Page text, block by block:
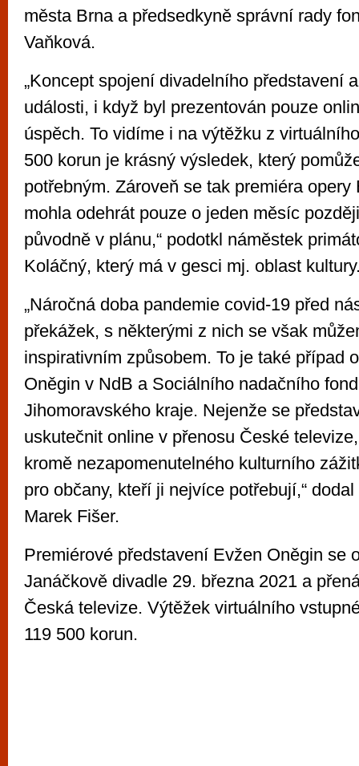
města Brna a předsedkyně správní rady
Vaňková.
„Koncept spojení divadelního představení
události, i když byl prezentován pouze
úspěch. To vidíme i na výtěžku z
500 korun je krásný výsledek, který
potřebným. Zároveň se tak premiéra opery
mohla odehrát pouze o jeden měsíc
původně v plánu,“ podotkl náměstek
Koláčný, který má v gesci mj. oblast
„Náročná doba pandemie covid-19 před
překážek, s některými z nich se však
inspirativním způsobem. To je také případ
Oněgin v NdB a Sociálního nadačního
Jihomoravského kraje. Nejenže se
uskutečnit online v přenosu České
kromě nezapomenutelného kulturního
pro občany, kteří ji nejvíce potřebují,“
Marek Fišer.
Premiérové představení Evžen Oněgin se
Janáčkově divadle 29. března 2021 a
Česká televize. Výtěžek virtuálního
119 500 korun.